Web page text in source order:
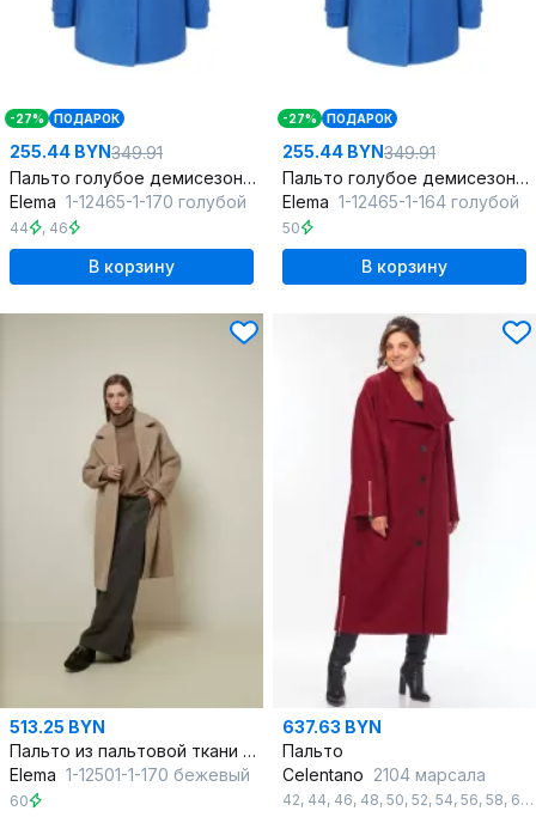
-27% ПОДАРОК
255.44 BYN349.91
Пальто голубое демисезонное из пальтовой ткани с кокеткой
Elema 1-12465-1-170 голубой
44 , 46
В корзину
-27% ПОДАРОК
255.44 BYN349.91
Пальто голубое демисезонное из пальтовой ткани с кокеткой
Elema 1-12465-1-164 голубой
50
В корзину
513.25 BYN
Пальто из пальтовой ткани и шерсти на каждый день
Elema 1-12501-1-170 бежевый
60
637.63 BYN
Пальто
Celentano 2104 марсала
42, 44, 46, 48, 50, 52, 54, 56, 58, 60 ,